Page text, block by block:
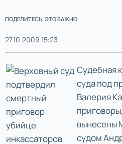
ПОДЕЛИТЕСЬ, ЭТО ВАЖНО
27.10.2009 15:23
Судебная
суда под
Валерия
вынесены
судом